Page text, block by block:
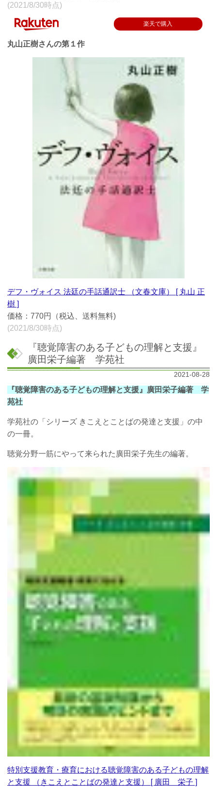
(2021/8/30時点)
楽天で購入
丸山正樹さんの第１作
デフ・ヴォイス 法廷の手話通訳士 （文春文庫） [ 丸山 正
樹 ]
価格：770円（税込、送料無料)
(2021/8/30時点)
『聴覚障害のある子どもの理解と支援』
廣田栄子編著 学苑社
2021-08-28
『聴覚障害のある子どもの理解と支援』廣田栄子編著 学
苑社
学苑社の「シリーズ きこえとことばの発達と支援」の中
の一冊。
聴覚分野一筋にやって来られた廣田栄子先生の編著。
特別支援教育・療育における聴覚障害のある子どもの理解
と支援 （きこえとことばの発達と支援） [ 廣田 栄子 ]